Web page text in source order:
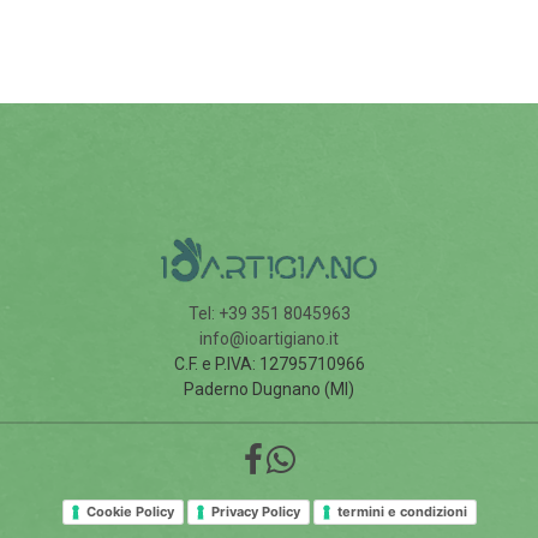
Tel: +39 351 8045963
info@ioartigiano.it
C.F. e P.IVA: 12795710966
Paderno Dugnano (MI)
Cookie Policy Privacy Policy termini e condizioni